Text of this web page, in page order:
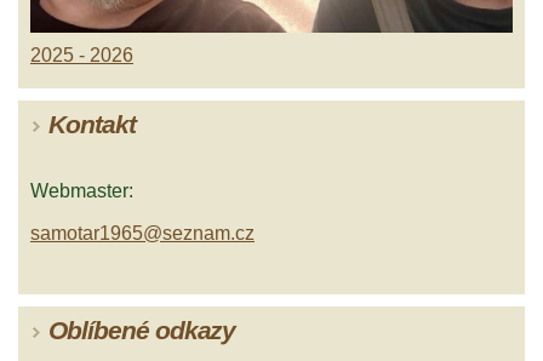
2025 - 2026
Kontakt
Webmaster:
samotar1965@seznam.cz
Oblíbené odkazy